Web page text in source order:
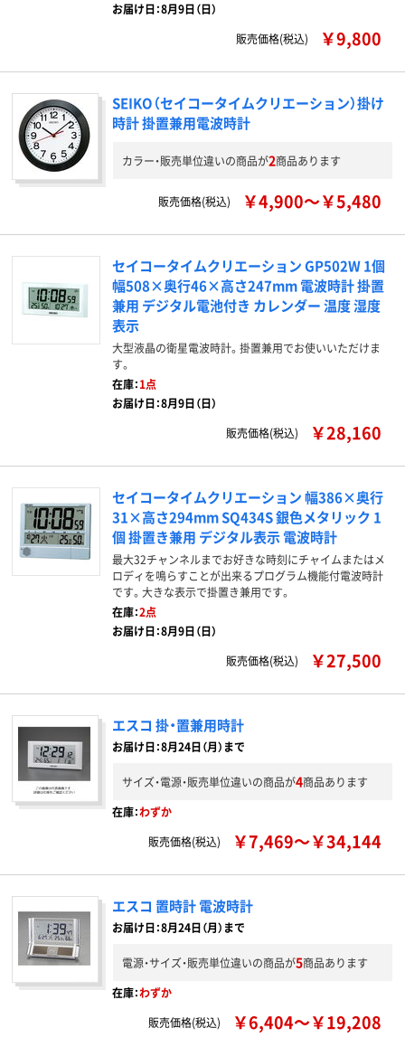
お届け日：8月9日（日）
販売価格(税込)
￥9,800
SEIKO（セイコータイムクリエーション）掛け
時計 掛置兼用電波時計
カラー・販売単位違いの商品が2商品あります
販売価格(税込) ￥4,900～￥5,480
セイコータイムクリエーション GP502W 1個
幅508×奥行46×高さ247mm 電波時計 掛置
兼用 デジタル電池付き カレンダー 温度 湿度
表示
大型液晶の衛星電波時計。掛置兼用でお使いいただけま
す。
在庫：1点
お届け日：8月9日（日）
販売価格(税込)
￥28,160
セイコータイムクリエーション 幅386×奥行
31×高さ294mm SQ434S 銀色メタリック 1
個 掛置き兼用 デジタル表示 電波時計
最大32チャンネルまでお好きな時刻にチャイムまたはメ
ロディを鳴らすことが出来るプログラム機能付電波時計
です。大きな表示で掛置き兼用です。
在庫：2点
お届け日：8月9日（日）
販売価格(税込)
￥27,500
エスコ 掛・置兼用時計
お届け日：8月24日（月）まで
サイズ・電源・販売単位違いの商品が4商品あります
在庫：わずか
販売価格(税込)
￥7,469～￥34,144
エスコ 置時計 電波時計
お届け日：8月24日（月）まで
電源・サイズ・販売単位違いの商品が5商品あります
在庫：わずか
販売価格(税込)
￥6,404～￥19,208